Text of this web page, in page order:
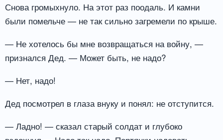
Снова громыхнуло. На этот раз поодаль. И камни
были помельче — не так сильно загремели по крыше.
— Не хотелось бы мне возвращаться на войну, —
признался Дед. — Может быть, не надо?
— Нет, надо!
Дед посмотрел в глаза внуку и понял: не отступится.
— Ладно! — сказал старый солдат и глубоко